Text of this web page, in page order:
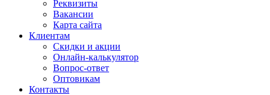
Реквизиты
Вакансии
Карта сайта
Клиентам
Скидки и акции
Онлайн-калькулятор
Вопрос-ответ
Оптовикам
Контакты